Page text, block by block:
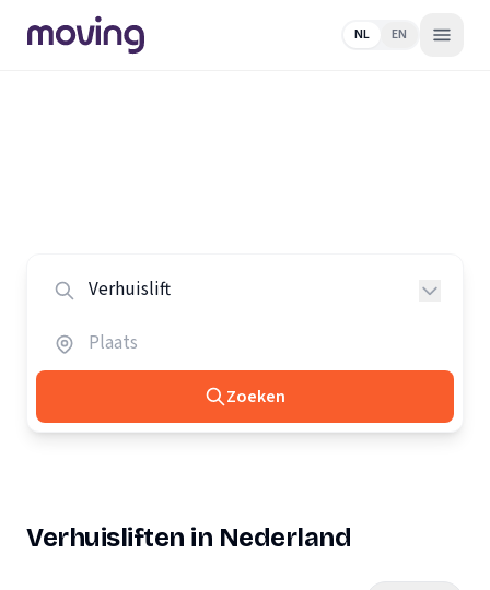
NL EN
Zoeken
Verhuisliften in Nederland